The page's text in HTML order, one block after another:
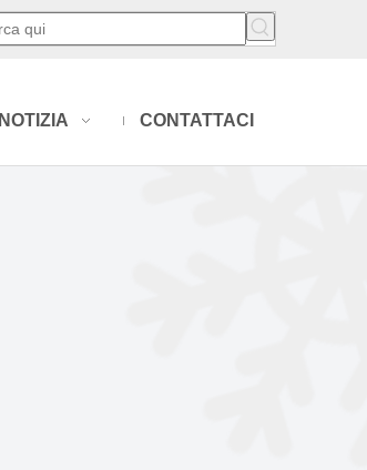
NOTIZIA CONTATTACI